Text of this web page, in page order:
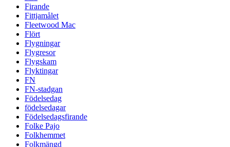
Firande
Fittjamålet
Fleetwood Mac
Flört
Flygningar
Flygresor
Flygskam
Flyktingar
FN
FN-stadgan
Födelsedag
födelsedagar
Födelsedagsfirande
Folke Pajo
Folkhemmet
Folkmängd